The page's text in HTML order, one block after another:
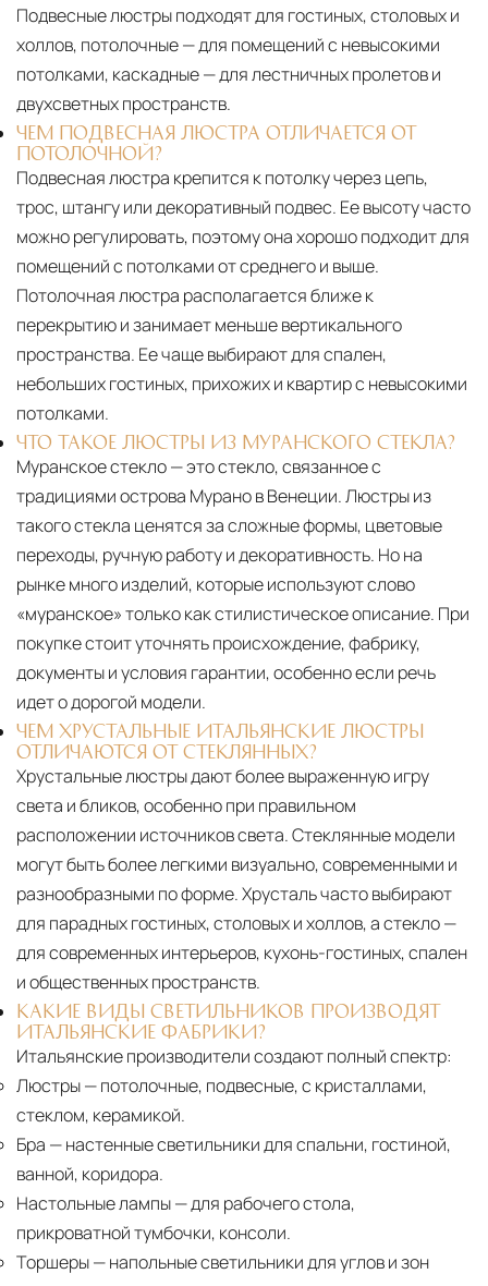
Подвесные люстры подходят для гостиных, столовых и
холлов, потолочные — для помещений с невысокими
потолками, каскадные — для лестничных пролетов и
двухсветных пространств.
ЧЕМ ПОДВЕСНАЯ ЛЮСТРА ОТЛИЧАЕТСЯ ОТ
ПОТОЛОЧНОЙ?
Подвесная люстра крепится к потолку через цепь,
трос, штангу или декоративный подвес. Ее высоту часто
можно регулировать, поэтому она хорошо подходит для
помещений с потолками от среднего и выше.
Потолочная люстра располагается ближе к
перекрытию и занимает меньше вертикального
пространства. Ее чаще выбирают для спален,
небольших гостиных, прихожих и квартир с невысокими
потолками.
ЧТО ТАКОЕ ЛЮСТРЫ ИЗ МУРАНСКОГО СТЕКЛА?
Муранское стекло — это стекло, связанное с
традициями острова Мурано в Венеции. Люстры из
такого стекла ценятся за сложные формы, цветовые
переходы, ручную работу и декоративность. Но на
рынке много изделий, которые используют слово
«муранское» только как стилистическое описание. При
покупке стоит уточнять происхождение, фабрику,
документы и условия гарантии, особенно если речь
идет о дорогой модели.
ЧЕМ ХРУСТАЛЬНЫЕ ИТАЛЬЯНСКИЕ ЛЮСТРЫ
ОТЛИЧАЮТСЯ ОТ СТЕКЛЯННЫХ?
Хрустальные люстры дают более выраженную игру
света и бликов, особенно при правильном
расположении источников света. Стеклянные модели
могут быть более легкими визуально, современными и
разнообразными по форме. Хрусталь часто выбирают
для парадных гостиных, столовых и холлов, а стекло —
для современных интерьеров, кухонь-гостиных, спален
и общественных пространств.
КАКИЕ ВИДЫ СВЕТИЛЬНИКОВ ПРОИЗВОДЯТ
ИТАЛЬЯНСКИЕ ФАБРИКИ?
Итальянские производители создают полный спектр:
Люстры— потолочные, подвесные, с кристаллами,
стеклом, керамикой.
Бра — настенные светильники для спальни, гостиной,
ванной, коридора.
Настольные лампы— для рабочего стола,
прикроватной тумбочки, консоли.
Торшеры— напольные светильники для углов и зон